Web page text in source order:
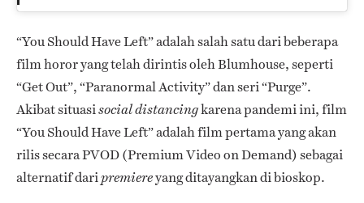
“You Should Have Left” adalah salah satu dari beberapa
film horor yang telah dirintis oleh Blumhouse, seperti
“Get Out”, “Paranormal Activity” dan seri “Purge”.
Akibat situasisocial distancingkarena pandemi ini, film
“You Should Have Left” adalah film pertama yang akan
rilis secara PVOD (Premium Video on Demand) sebagai
alternatif daripremiereyang ditayangkan di bioskop.